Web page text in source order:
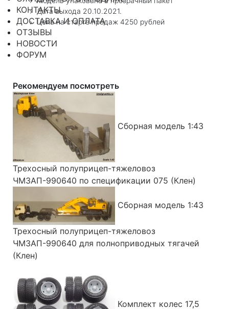
КОНТАКТЫ
ДОСТАВКА И ОПЛАТА
ОТЗЫВЫ
НОВОСТИ
ФОРУМ
Дата выхода 20.10.2021.
Цена на старте продаж 4250 рублей
Рекомендуем посмотреть
Сборная модель 1:43
Трехосный полуприцеп-тяжеловоз
ЧМЗАП-990640 по спецификации 075 (Клен)
Сборная модель 1:43
Трехосный полуприцеп-тяжеловоз
ЧМЗАП-990640 для полноприводных тягачей
(Клен)
Комплект колес 17,5